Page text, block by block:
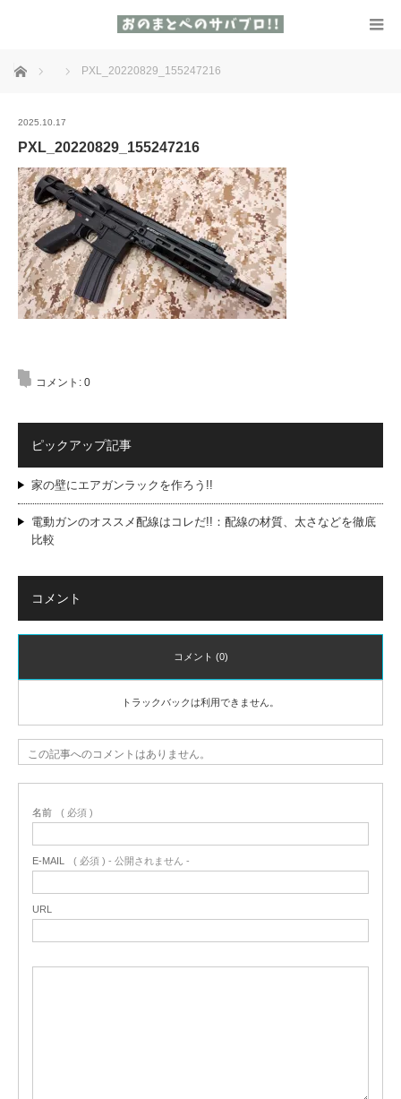
ホーム PXL_20220829_155247216
2025.10.17
PXL_20220829_155247216
コメント: 0
ピックアップ記事
家の壁にエアガンラックを作ろう!!
電動ガンのオススメ配線はコレだ!!：配線の材質、太さなどを徹底
比較
コメント
コメント (0)
トラックバックは利用できません。
この記事へのコメントはありません。
名前 ( 必須 )
E-MAIL ( 必須 ) - 公開されません -
URL